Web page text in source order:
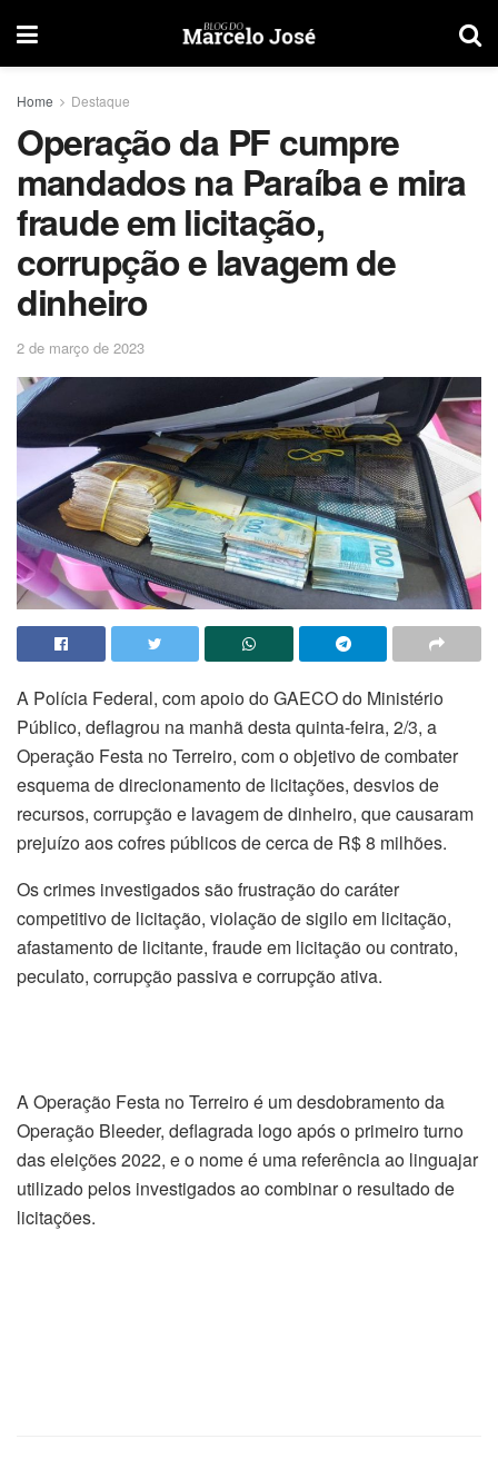
Home Destaque
Operação da PF cumpre
mandados na Paraíba e mira
fraude em licitação,
corrupção e lavagem de
dinheiro
2 de março de 2023
A Polícia Federal, com apoio do GAECO do Ministério
Público, deflagrou na manhã desta quinta-feira, 2/3, a
Operação Festa no Terreiro, com o objetivo de combater
esquema de direcionamento de licitações, desvios de
recursos, corrupção e lavagem de dinheiro, que causaram
prejuízo aos cofres públicos de cerca de R$ 8 milhões.
Os crimes investigados são frustração do caráter
competitivo de licitação, violação de sigilo em licitação,
afastamento de licitante, fraude em licitação ou contrato,
peculato, corrupção passiva e corrupção ativa.
A Operação Festa no Terreiro é um desdobramento da
Operação Bleeder, deflagrada logo após o primeiro turno
das eleições 2022, e o nome é uma referência ao linguajar
utilizado pelos investigados ao combinar o resultado de
licitações.